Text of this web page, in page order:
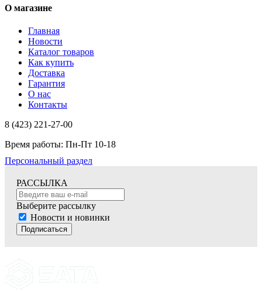
О магазине
Главная
Новости
Каталог товаров
Как купить
Доставка
Гарантия
О нас
Контакты
8 (423) 221-27-00
Время работы: Пн-Пт 10-18
Персональный раздел
РАССЫЛКА
Выберите рассылку
Новости и новинки
Подписаться